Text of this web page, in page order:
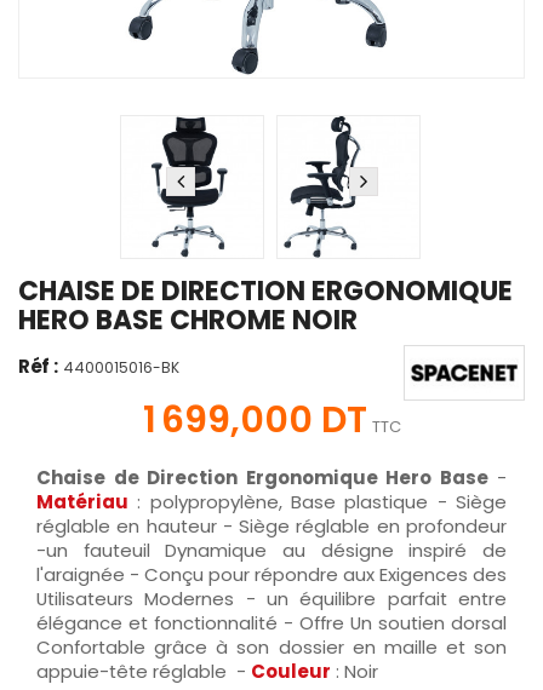
CHAISE DE DIRECTION ERGONOMIQUE
HERO BASE CHROME NOIR
Réf : 4400015016-BK
1 699,000 DT TTC
Chaise de Direction Ergonomique Hero Base-
Matériau : polypropylène, Base plastique - Siège
réglable en hauteur - Siège réglable en profondeur
-un fauteuil Dynamique au désigne inspiré de
l'araignée - Conçu pour répondre aux Exigences des
Utilisateurs Modernes - un équilibre parfait entre
élégance et fonctionnalité - Offre Un soutien dorsal
Confortable grâce à son dossier en maille et son
appuie-tête réglable - Couleur : Noir